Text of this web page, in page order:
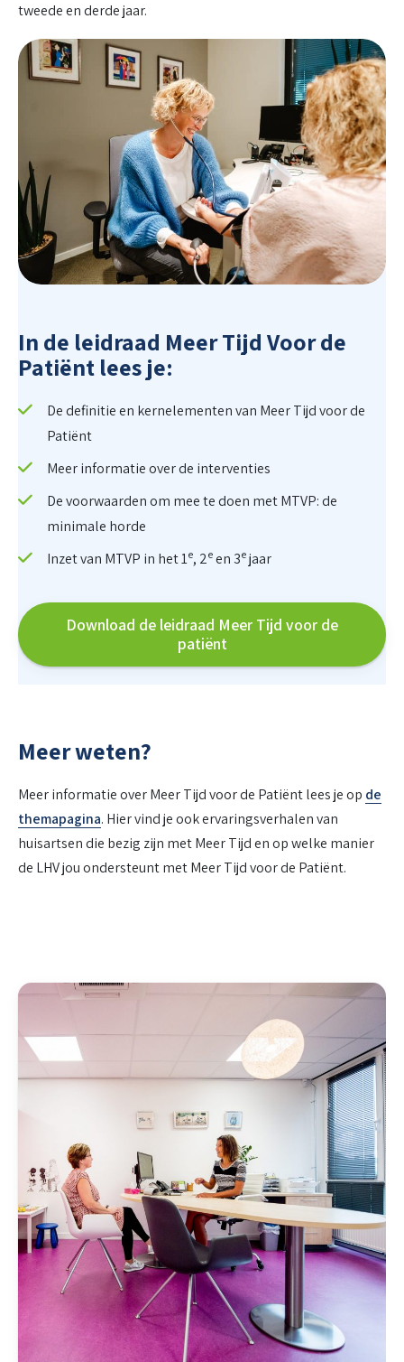
tweede en derde jaar.
In de leidraad Meer Tijd Voor de
Patiënt lees je:
De definitie en kernelementen van Meer Tijd voor de
Patiënt
Meer informatie over de interventies
De voorwaarden om mee te doen met MTVP: de
minimale horde
Inzet van MTVP in het 1e, 2e en 3e jaar
Download de leidraad Meer Tijd voor de
patiënt
Meer weten?
Meer informatie over Meer Tijd voor de Patiënt lees je op de
themapagina. Hier vind je ook ervaringsverhalen van
huisartsen die bezig zijn met Meer Tijd en op welke manier
de LHV jou ondersteunt met Meer Tijd voor de Patiënt.